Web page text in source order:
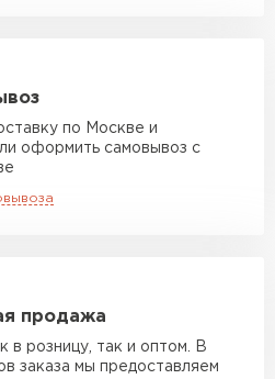
м3
м
м
С ДОСТАВКОЙ
по Москве и
оформить самовывоз с
продажа
в розницу, так и оптом. В
заказа мы предоставляем